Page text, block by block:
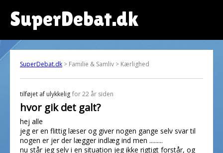
SuperDebat.dk
SuperDebat.dk > Familie & Samliv > Kærlighed
tilføjet af ulykkelig for 22 år siden
hvor gik det galt?
hej alle
jeg er en flittig læser og giver nogen gange selv svar til
nogen er jer der lægger indlæg ind men .........
nu står jeg selv i en situation jeg ikke rigtigt forstår, og